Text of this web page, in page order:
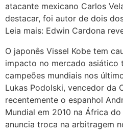
atacante mexicano Carlos
destacar, foi autor de dois
Leia mais: Edwin Cardona
O japonês Vissel Kobe tem
impacto no mercado asiático
campeões mundiais nos
Lukas Podolski, vencedor da
recentemente o espanhol
Mundial em 2010 na África
anuncia troca na arbitragem